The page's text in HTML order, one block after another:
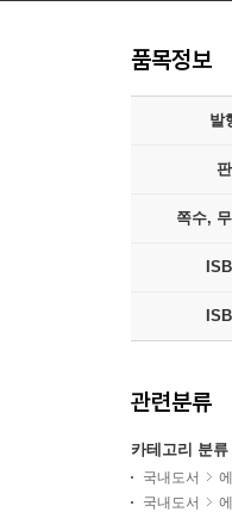
품목정보
발
쪽수,
관련분류
카테고리 분류
국내도서
국내도서